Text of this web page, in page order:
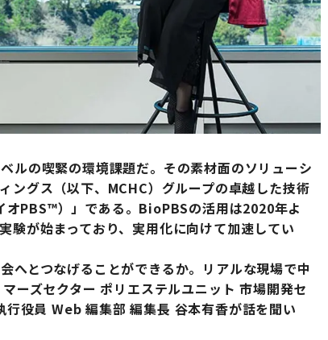
ルの喫緊の環境課題だ。その素材面のソリューシ
ングス（以下、MCHC）グループの卓越した技術
PBS™）」である。BioPBSの活用は2020年よ
験が始まっており、実用化に向けて加速してい
へとつなげることができるか。リアルな現場で中
ーズセクター ポリエステルユニット 市場開発セ
役員 Web 編集部 編集長 谷本有香が話を聞い